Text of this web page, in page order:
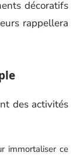
décoratifs
rappellera
des activités
immortaliser ce